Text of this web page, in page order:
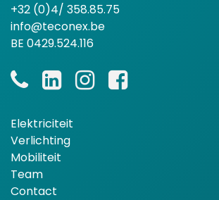
+32 (0)4/ 358.85.75
info@teconex.be
BE 0429.524.116
Elektriciteit
Verlichting
Mobiliteit
Team
Contact